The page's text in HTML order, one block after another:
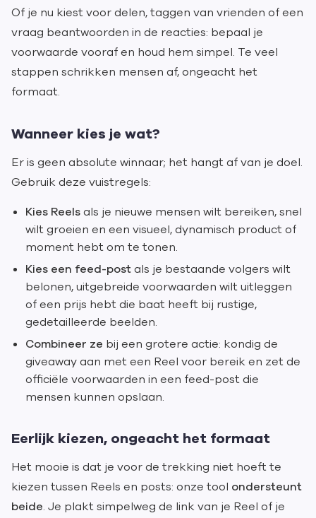
Of je nu kiest voor delen, taggen van vrienden of een
vraag beantwoorden in de reacties: bepaal je
voorwaarde vooraf en houd hem simpel. Te veel
stappen schrikken mensen af, ongeacht het
formaat.
Wanneer kies je wat?
Er is geen absolute winnaar; het hangt af van je doel.
Gebruik deze vuistregels:
Kies Reelsals je nieuwe mensen wilt bereiken, snel
wilt groeien en een visueel, dynamisch product of
moment hebt om te tonen.
Kies een feed-postals je bestaande volgers wilt
belonen, uitgebreide voorwaarden wilt uitleggen
of een prijs hebt die baat heeft bij rustige,
gedetailleerde beelden.
Combineer ze bij een grotere actie: kondig de
giveaway aan met een Reel voor bereik en zet de
officiële voorwaarden in een feed-post die
mensen kunnen opslaan.
Eerlijk kiezen, ongeacht het formaat
Het mooie is dat je voor de trekking niet hoeft te
kiezen tussen Reels en posts: onze tool ondersteunt
beide. Je plakt simpelweg de link van je Reel of je